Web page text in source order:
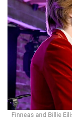
Finneas and Billie